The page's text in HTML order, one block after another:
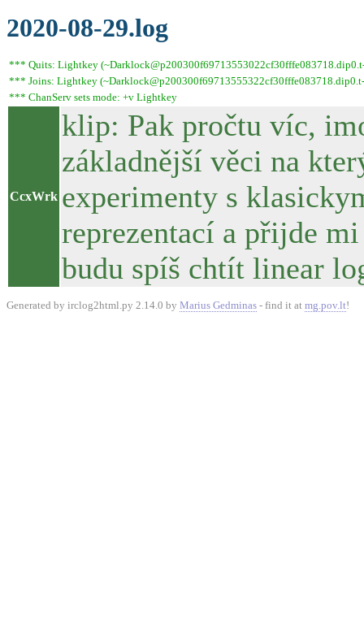
2020-08-29.log
*** Quits: Lightkey
*** Joins: Lightkey
*** ChanServ sets mode: +v Lightkey
CcxWrk
klip: Pak pročtu víc,
základnější věci na
experimenty s
reprezentací a přijde
budu spíš chtít linear
Generated by irclog2html.py 2.14.0 by Marius Gedminas - find it at mg.pov.lt!